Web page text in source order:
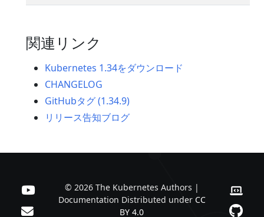
関連リンク
Kubernetes 1.34をダウンロード
CHANGELOG
GitHubタグ (1.34.9)
リリース告知ブログ
© 2026 The Kubernetes Authors |
Documentation Distributed under CC
BY 4.0